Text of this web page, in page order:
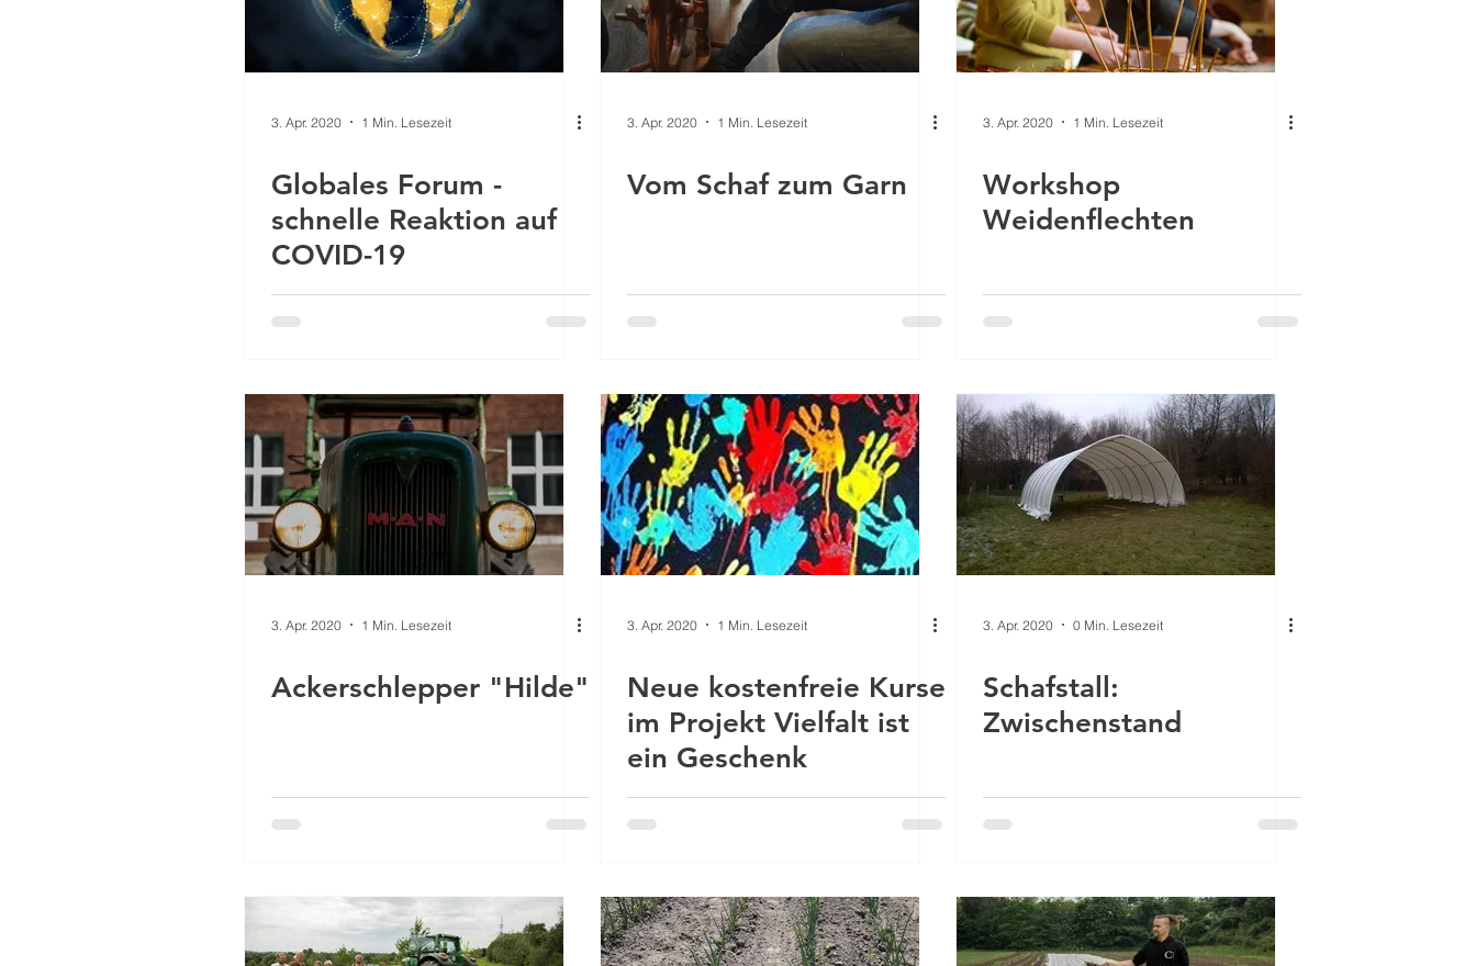
3. Apr. 2020 1 Min. Lesezeit
Globales Forum -
schnelle Reaktion auf
COVID-19
3. Apr. 2020 1 Min. Lesezeit
Vom Schaf zum Garn
3. Apr. 2020 1 Min. Lesezeit
Workshop
Weidenflechten
3. Apr. 2020 1 Min. Lesezeit
Ackerschlepper "Hilde"
3. Apr. 2020 1 Min. Lesezeit
Neue kostenfreie Kurse
im Projekt Vielfalt ist
ein Geschenk
3. Apr. 2020 0 Min. Lesezeit
Schafstall:
Zwischenstand